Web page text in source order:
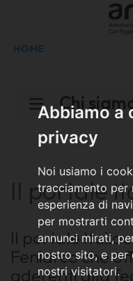
Abbiamo a
privacy
Noi usiamo i
tracciamento per
esperienza di
per mostrarti
annunci mirati,
nostro sito, e per
nostri visitatori.
HOME
Chi
Il portale
Il portale
Feniarco che
aderenti alla